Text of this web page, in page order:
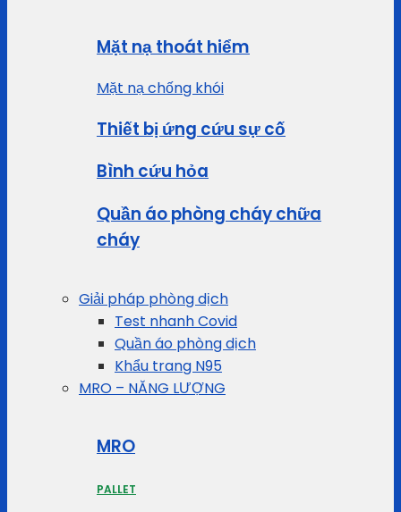
Mặt nạ thoát hiểm
Mặt nạ chống khói
Thiết bị ứng cứu sự cố
Bình cứu hỏa
Quần áo phòng cháy chữa
cháy
Giải pháp phòng dịch
Test nhanh Covid
Quần áo phòng dịch
Khẩu trang N95
MRO – NĂNG LƯỢNG
MRO
PALLET